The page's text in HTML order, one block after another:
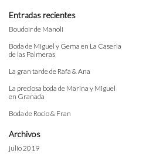
Entradas recientes
Boudoir de Manoli
Boda de Miguel y Gema en La Caseria
de las Palmeras
La gran tarde de Rafa & Ana
La preciosa boda de Marina y Miguel
en Granada
Boda de Rocio & Fran
Archivos
julio 2019